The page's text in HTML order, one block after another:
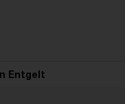
Entgelt